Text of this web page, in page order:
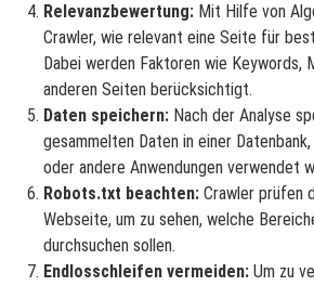
Relevanzbewertung: Mit Hilfe von
Crawler, wie relevant eine Seite für
Dabei werden Faktoren wie Keywords,
anderen Seiten berücksichtigt.
Daten speichern: Nach der Analyse
gesammelten Daten in einer
oder andere Anwendungen verwendet
Robots.txt beachten: Crawler prüfen
Webseite, um zu sehen, welche
durchsuchen sollen.
Endlosschleifen vermeiden: Um zu